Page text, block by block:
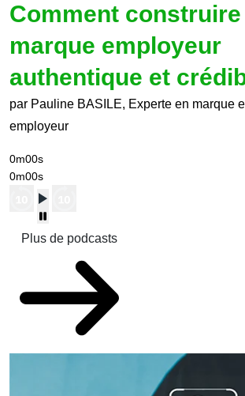
Comment construire
marque employeur
authentique et
par Pauline BASILE, Experte en marque
employeur
0m00s
0m00s
Plus de podcasts